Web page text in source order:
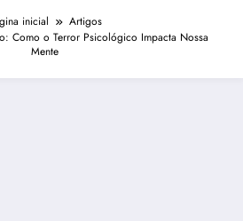
inicial
Artigos
Como o Terror Psicológico Impacta Nossa
Mente